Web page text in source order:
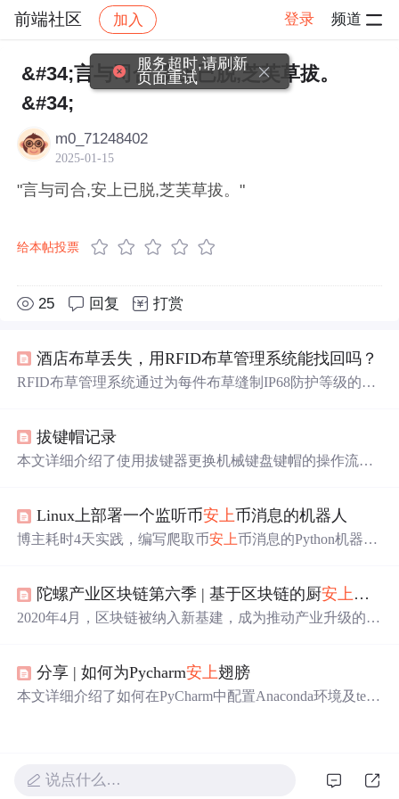
前端社区 加入 登录 频道
社区 前端社区 感慨 帖子详情
&#34;言与司合,安上已脱,芝芙草拔。
&#34;
m0_71248402
2025-01-15
"言与司合,安上已脱,芝芙草拔。"
给本帖投票
25 回复 打赏
酒店布草丢失，用RFID布草管理系统能找回吗？
RFID布草管理系统通过为每件布草缝制IP68防护等级的超
关键节点自动采集数据，支持异常布草定向查找与最后出
现位置追溯，显著提升丢失布草找回效率，并降低遗失率9
拔键帽记录
本文详细介绍了使用拔键器更换机械键盘键帽的操作流
容性问题，强调需核对原键位字符布局及增补键区适配。
Linux上部署一个监听币安上币消息的机器人
博主耗时4天实践，编写爬取币安上币消息的Python机器
行Linux环境配置，解决老版本SSL报错问题。最后将Wind
ows程序移植到Linux，修改代码、安装库并执行，还进行
陀螺产业区块链第六季 | 基于区块链的厨安上报平
2020年4月，区块链被纳入新基建，成为推动产业升级的重
螺产业区块链案例集-宇链科技专场》，通过具体案例展示
区块链技术的实际应用。本期案例聚焦基于区块链的厨安
分享 | 如何为Pycharm安上翅膀
本文详细介绍了如何在PyCharm中配置Anaconda环境及tens
说点什么…
服务超时,请刷新
页面重试